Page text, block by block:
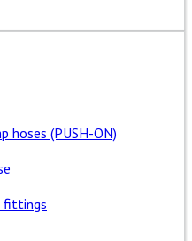
hoses (PUSH-ON)
fittings